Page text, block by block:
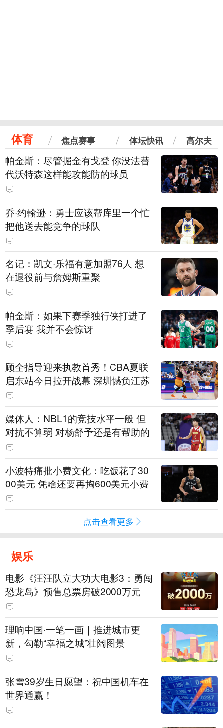
体育 焦点赛事 体坛快讯 高尔夫
帕金斯：尽管掘金有戈登 你没法替
代沃特森这样能攻能防的球员
乔·约翰逊：勇士应该帮库里一个忙
把他送去能竞争的球队
名记：凯文·乐福有意加盟76人 想
在退役前与詹姆斯重聚
帕金斯：如果下赛季独行侠打进了
季后赛 我并不会惊讶
顾全指导迎来执教首秀！CBA夏联
启东站今日拉开战幕 深圳憾负江苏
媒体人：NBL1的竞技水平一般 但
对抗不算弱 对杨舒予还是有帮助的
小波特痛批小费文化：吃饭花了30
00美元 凭啥还要再掏600美元小费
点击查看更多
娱乐
电影《汪汪队立大功大电影3：勇闯
恐龙岛》预售总票房破2000万元
理响中国·一笔一画｜推进城市更
新，勾勒“幸福之城”壮阔图景
张雪39岁生日愿望：祝中国机车在
世界通赢！